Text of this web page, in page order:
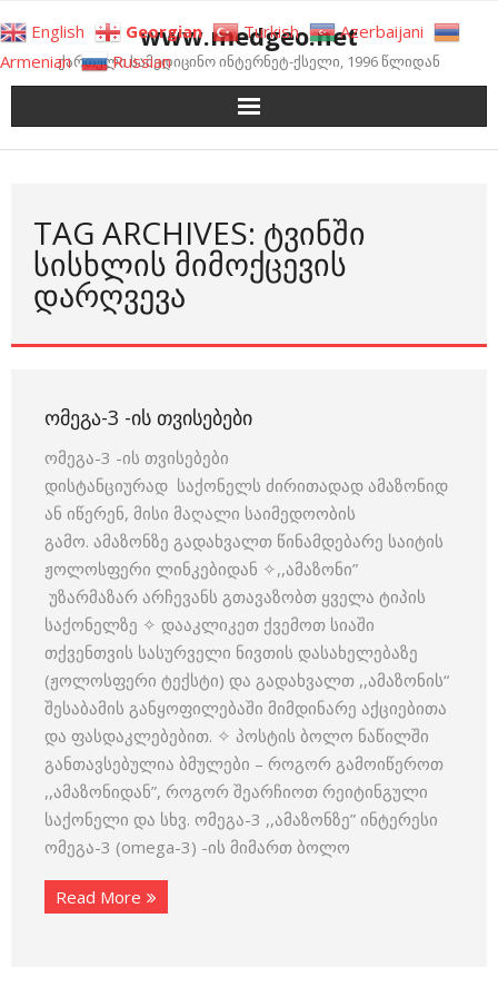
to
content
www.medgeo.net
ქართული სამედიცინო ინტერნეტ-ქსელი, 1996 წლიდან
TAG ARCHIVES: ᲢᲕᲘᲜᲨᲘ
ᲡᲘᲡᲮᲚᲘᲡ ᲛᲘᲛᲝᲥᲪᲔᲕᲘᲡ
ᲓᲐᲠᲦᲕᲔᲕᲐ
ᲝᲛᲔᲒᲐ-3 -ᲘᲡ ᲗᲕᲘᲡᲔᲑᲔᲑᲘ
ომეგა-3 -ის თვისებები
დისტანციურად საქონელს ძირითადად ამაზონიდ
ან იწერენ, მისი მაღალი საიმედოობის
გამო. ამაზონზე გადახვალთ წინამდებარე საიტის
ჟოლოსფერი ლინკებიდან ✧,,ამაზონი”
უზარმაზარ არჩევანს გთავაზობთ ყველა ტიპის
საქონელზე ✧ დააკლიკეთ ქვემოთ სიაში
თქვენთვის სასურველი ნივთის დასახელებაზე
(ჟოლოსფერი ტექსტი) და გადახვალთ ,,ამაზონის“
შესაბამის განყოფილებაში მიმდინარე აქციებითა
და ფასდაკლებებით. ✧ პოსტის ბოლო ნაწილში
განთავსებულია ბმულები – როგორ გამოიწეროთ
,,ამაზონიდან”, როგორ შეარჩიოთ რეიტინგული
საქონელი და სხვ. ომეგა-3 ,,ამაზონზე” ინტერესი
ომეგა-3 (omega-3) -ის მიმართ ბოლო
Read More
English Georgian Turkish
Azerbaijani
Armenian
Russian